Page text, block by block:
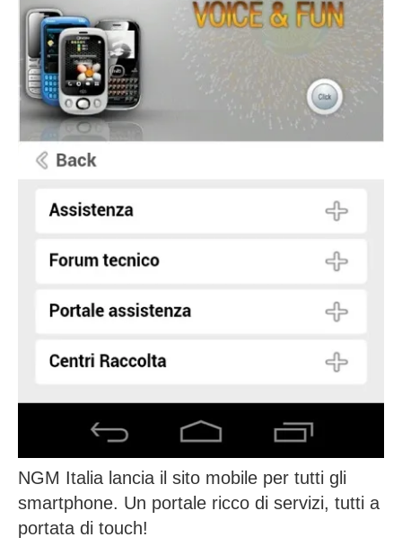
NGM Italia lancia il sito mobile per tutti gli
smartphone. Un portale ricco di servizi, tutti a
portata di touch!